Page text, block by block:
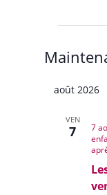
une
août 2026
VEN
7 7